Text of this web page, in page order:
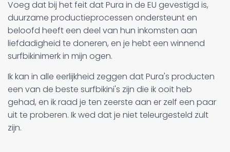
Voeg dat bij het feit dat Pura in de EU gevestigd is,
duurzame productieprocessen ondersteunt en
beloofd heeft een deel van hun inkomsten aan
liefdadigheid te doneren, en je hebt een winnend
surfbikinimerk in mijn ogen.
Ik kan in alle eerlijkheid zeggen dat Pura's producten
een van de beste surfbikini's zijn die ik ooit heb
gehad, en ik raad je ten zeerste aan er zelf een paar
uit te proberen. Ik wed dat je niet teleurgesteld zult
zijn.